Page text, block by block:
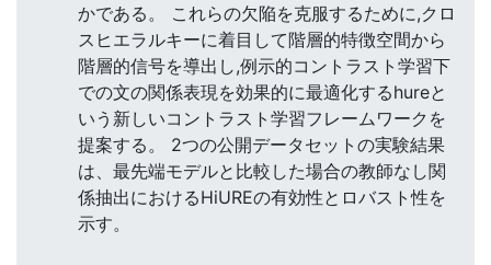
かである。 これらの欠陥を克服するために,クロ
スヒエラルキーに着目して階層的特徴空間から
階層的信号を導出し,例示的コントラスト学習下
での文の関係表現を効果的に最適化するhureと
いう新しいコントラスト学習フレームワークを
提案する。 2つの公開データセットの実験結果
は、最先端モデルと比較した場合の教師なし関
係抽出におけるHiUREの有効性とロバスト性を
示す。